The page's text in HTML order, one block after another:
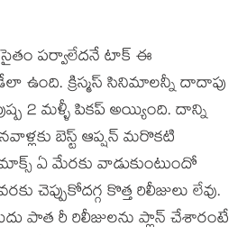
సైతం పర్వాలేదనే టాక్ ఈ
క్రిస్మస్ సినిమాలన్నీ దాదాపు
2 మళ్ళీ పికప్ అయ్యింది. దాన్ని
బెస్ట్ ఆప్షన్ మరొకటి
ఏ మేరకు వాడుకుంటుందో
చెప్పుకోదగ్గ కొత్త రిలీజులు లేవు.
పాత రీ రిలీజులను ప్లాన్ చేశారంటే